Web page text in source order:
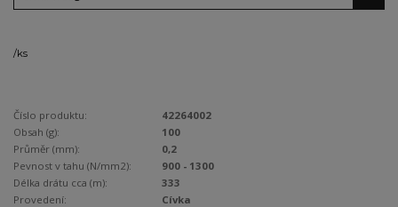
/ks
Číslo produktu:
42264002
Obsah (g):
100
Průměr (mm):
0,2
Pevnost v tahu (N/mm2):
900 - 1300
Délka drátu cca (m):
333
Provedení:
Cívka